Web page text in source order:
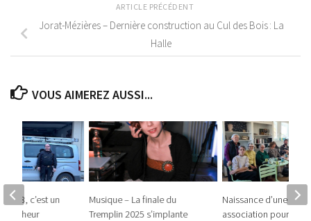
ARTICLE PRÉCÉDENT
Jorat-Mézières – Dernière construction au Cul des Bois : La
Halle
VOUS AIMEREZ AUSSI...
Musique – La finale du
Tremplin 2025 s’implante
Naissance d’une
association pour les
33, c’est un
bonheur